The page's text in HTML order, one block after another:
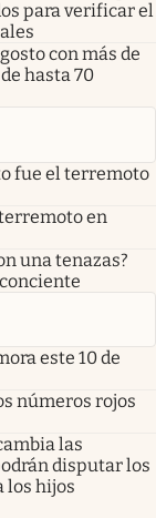
para verificar el
con más de
hasta 70
fue el terremoto
en
una tenazas?
este 10 de
números rojos
las
disputar los
los hijos
pestaña
nueva pestaña
en nueva pestaña